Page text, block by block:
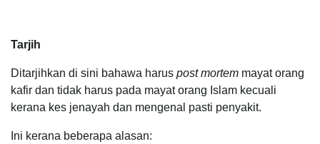
Tarjih
Ditarjihkan di sini bahawa harus post mortem mayat orang
kafir dan tidak harus pada mayat orang Islam kecuali
kerana kes jenayah dan mengenal pasti penyakit.
Ini kerana beberapa alasan: